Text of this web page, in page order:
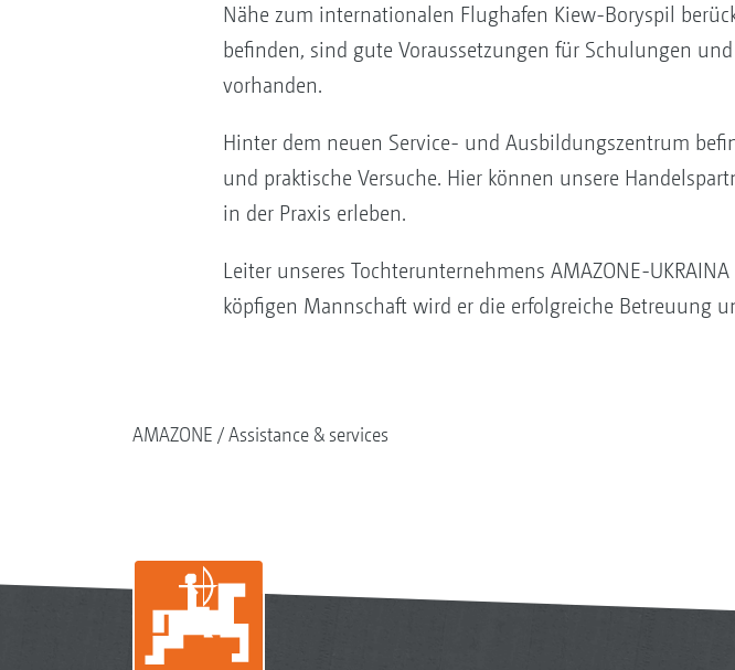
Nähe zum internationalen Flughafen Kiew-Boryspil
befinden, sind gute Voraussetzungen für Schulungen
vorhanden.
Hinter dem neuen Service- und Ausbildungszentrum
und praktische Versuche. Hier können unsere
in der Praxis erleben.
Leiter unseres Tochterunternehmens AMAZONE-
köpfigen Mannschaft wird er die erfolgreiche Betreuung
AMAZONE Assistance & services